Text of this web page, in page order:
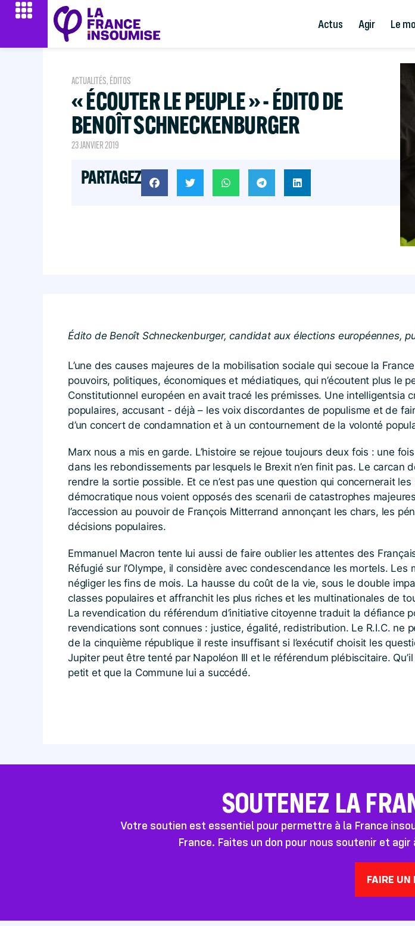
Actus Agir Le
ACTUALITÉS, ÉDITOS
« ÉCOUTER LE PEUPLE » - ÉDITO DE
BENOÎT SCHNECKENBURGER
23 JANVIER 2019
PARTAGEZ
Édito de Benoît Schneckenburger, candidat aux élections européennes,
L’une des causes majeures de la mobilisation sociale qui secoue la
pouvoirs, politiques, économiques et médiatiques, qui n’écoutent plus le
Constitutionnel européen en avait tracé les prémisses. Une
populaires, accusant - déjà – les voix discordantes de populisme et de
d’un concert de condamnation et à un contournement de la volonté
Marx nous a mis en garde. L’histoire se rejoue toujours deux fois : une
dans les rebondissements par lesquels le Brexit n’en finit pas. Le
rendre la sortie possible. Et ce n’est pas une question qui concernerait
démocratique nous voient opposés des scenarii de catastrophes
l’accession au pouvoir de François Mitterrand annonçant les chars, les
décisions populaires.
Emmanuel Macron tente lui aussi de faire oublier les attentes des
Réfugié sur l’Olympe, il considère avec condescendance les mortels.
négliger les fins de mois. La hausse du coût de la vie, sous le double
classes populaires et affranchit les plus riches et les multinationales de
La revendication du référendum d’initiative citoyenne traduit la défiance
revendications sont connues : justice, égalité, redistribution. Le R.I.C. ne
de la cinquième république il reste insuffisant si l’exécutif choisit les
Jupiter peut être tenté par Napoléon III et le référendum plébiscitaire.
petit et que la Commune lui a succédé.
SOUTENEZ LA
Votre soutien est essentiel pour permettre à la France
France. Faites un don pour nous soutenir et
FAIRE UN